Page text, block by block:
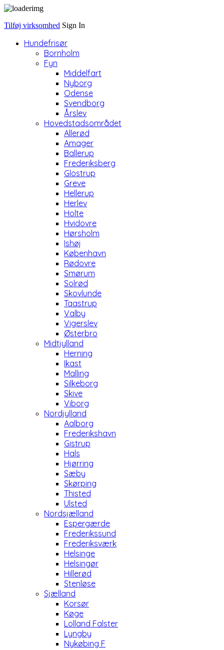
Tilføj virksomhed Sign In
Hundefrisør
Bornholm
Fyn
Middelfart
Nyborg
Odense
Svendborg
Årslev
Hovedstadsområdet
Allerød
Amager
Ballerup
Frederiksberg
Glostrup
Greve
Hellerup
Herlev
Holte
Hvidovre
Hørsholm
Ishøj
København
Rødovre
Smørum
Solrød
Skovlunde
Taastrup
Valby
Vigerslev
Østerbro
Midtjylland
Herning
Ikast
Malling
Silkeborg
Skive
Viborg
Nordjylland
Aalborg
Frederikshavn
Gistrup
Hals
Hjørring
Sæby
Skørping
Thisted
Ulsted
Nordsjælland
Espergærde
Frederikssund
Frederiksværk
Helsinge
Helsingør
Hillerød
Stenløse
Sjælland
Korsør
Køge
Lolland Falster
Lyngby
Nykøbing F